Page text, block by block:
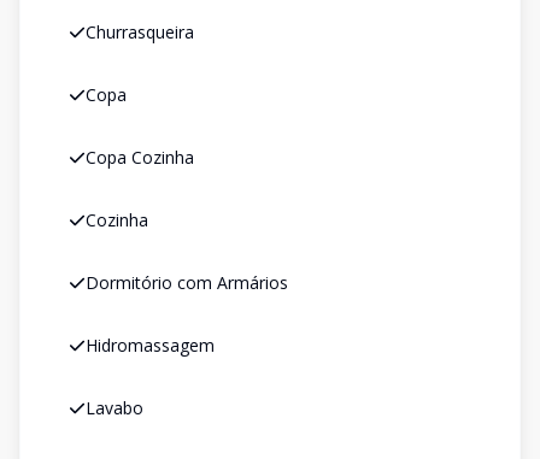
Churrasqueira
Copa
Copa Cozinha
Cozinha
Dormitório com Armários
Hidromassagem
Lavabo